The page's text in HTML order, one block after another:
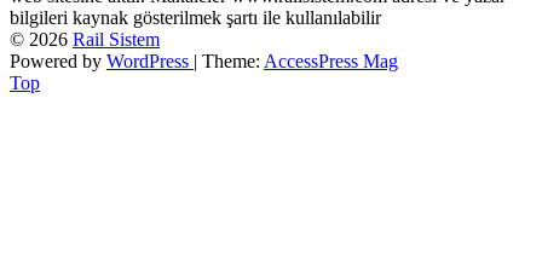
bilgileri kaynak gösterilmek şartı ile kullanılabilir
© 2026 Rail Sistem
Powered by WordPress | Theme: AccessPress Mag
Top